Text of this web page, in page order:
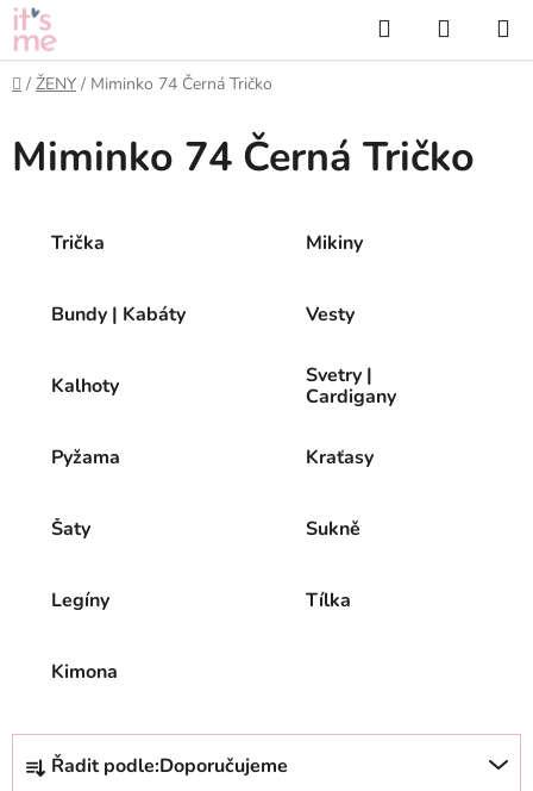
Přejít
na
obsah
Hledat
KOŠÍK
Domů
/ ŽENY / Miminko 74 Černá Tričko
Miminko 74 Černá Tričko
Trička Mikiny
Bundy | Kabáty Vesty
Kalhoty
Svetry |
Cardigany
Pyžama Kraťasy
Šaty Sukně
Legíny Tílka
Kimona
Ř
Řadit podle:Doporučujeme